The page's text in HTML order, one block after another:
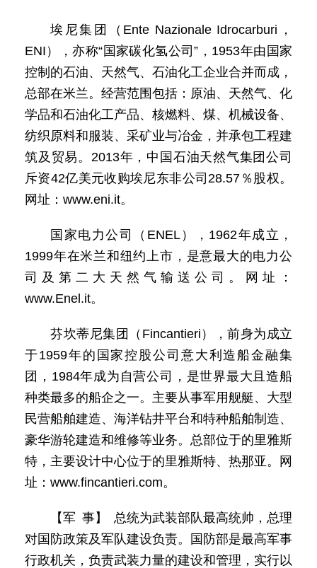
埃尼集团（Ente Nazionale Idrocarburi，
ENI），亦称“国家碳化氢公司”，1953年由国家
控制的石油、天然气、石油化工企业合并而成，
总部在米兰。经营范围包括：原油、天然气、化
学品和石油化工产品、核燃料、煤、机械设备、
纺织原料和服装、采矿业与冶金，并承包工程建
筑及贸易。2013年，中国石油天然气集团公司
斥资42亿美元收购埃尼东非公司28.57％股权。
网址：www.eni.it。
国家电力公司（ENEL），1962年成立，
1999年在米兰和纽约上市，是意最大的电力公
司及第二大天然气输送公司。网址：
www.Enel.it。
芬坎蒂尼集团（Fincantieri），前身为成立
于1959年的国家控股公司意大利造船金融集
团，1984年成为自营公司，是世界最大且造船
种类最多的船企之一。主要从事军用舰艇、大型
民营船舶建造、海洋钻井平台和特种船舶制造、
豪华游轮建造和维修等业务。总部位于的里雅斯
特，主要设计中心位于的里雅斯特、热那亚。网
址：www.fincantieri.com。
【军 事】 总统为武装部队最高统帅，总理
对国防政策及军队建设负责。国防部是最高军事
行政机关，负责武装力量的建设和管理，实行以